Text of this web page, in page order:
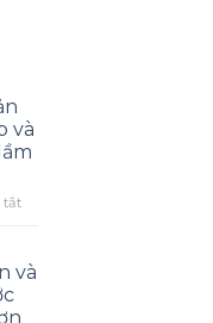
và
tắtở
nào
để
và